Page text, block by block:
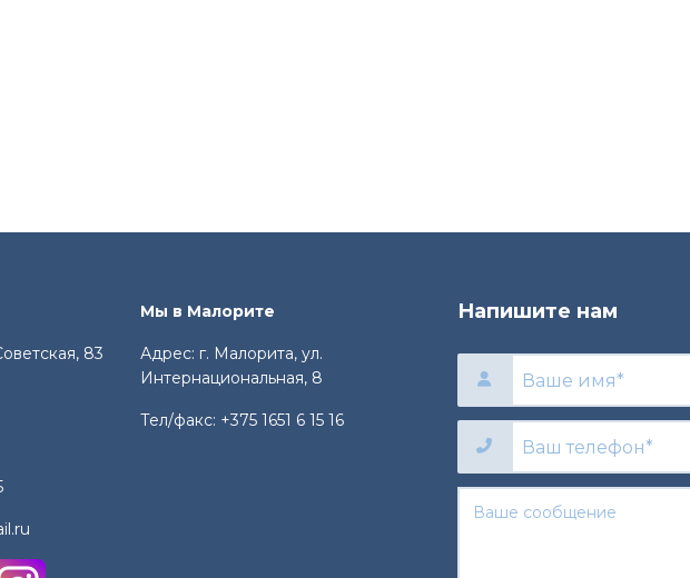
ОТВАГА И ЧЕСТЬ. ОРЛЁНОК-2024. (27 АПРЕЛЯ НА БАЗЕ ЦЕНТРА
83
Мы в Малорите
Адрес: г. Малорита, ул.
Интернациональная, 8
Тел/факс: +375 1651 6 15 16
Напишите нам